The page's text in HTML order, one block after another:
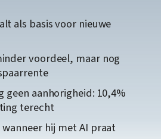
als basis voor nieuwe
voordeel, maar nog
geen aanhorigheid: 10,4%
terecht
hij met AI praat